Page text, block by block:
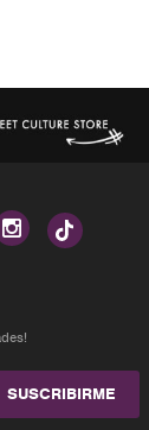

SUSCRIBIRME